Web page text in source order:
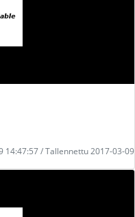
14:47:57 / Tallennettu 2017-03-09